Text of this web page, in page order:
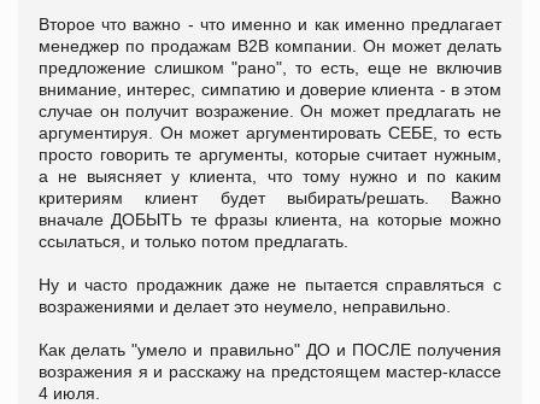
Второе что важно - что именно и как именно предлагает
менеджер по продажам B2B компании. Он может делать
предложение слишком "рано", то есть, еще не включив
внимание, интерес, симпатию и доверие клиента - в этом
случае он получит возражение. Он может предлагать не
аргументируя. Он может аргументировать СЕБЕ, то есть
просто говорить те аргументы, которые считает нужным,
а не выясняет у клиента, что тому нужно и по каким
критериям клиент будет выбирать/решать. Важно
вначале ДОБЫТЬ те фразы клиента, на которые можно
ссылаться, и только потом предлагать.
Ну и часто продажник даже не пытается справляться с
возражениями и делает это неумело, неправильно.
Как делать "умело и правильно" ДО и ПОСЛЕ получения
возражения я и расскажу на предстоящем мастер-классе
4 июля.